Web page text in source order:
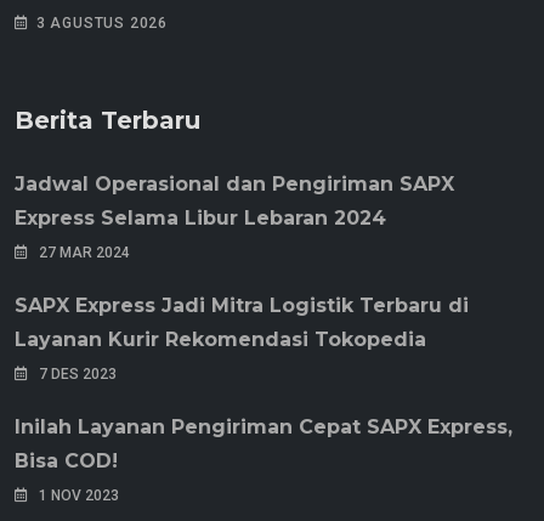
3 AGUSTUS 2026
Berita Terbaru
Jadwal Operasional dan Pengiriman SAPX
Express Selama Libur Lebaran 2024
27 MAR 2024
SAPX Express Jadi Mitra Logistik Terbaru di
Layanan Kurir Rekomendasi Tokopedia
7 DES 2023
Inilah Layanan Pengiriman Cepat SAPX Express,
Bisa COD!
1 NOV 2023